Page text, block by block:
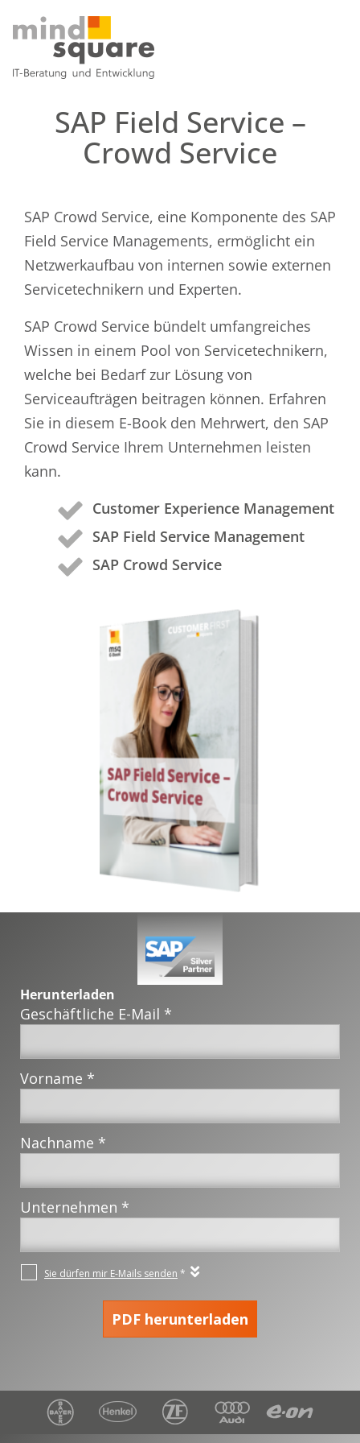
SAP Field Service –
Crowd Service
SAP Crowd Service, eine Komponente des SAP
Field Service Managements, ermöglicht ein
Netzwerkaufbau von internen sowie externen
Servicetechnikern und Experten.
SAP Crowd Service bündelt umfangreiches
Wissen in einem Pool von Servicetechnikern,
welche bei Bedarf zur Lösung von
Serviceaufträgen beitragen können. Erfahren
Sie in diesem E-Book den Mehrwert, den SAP
Crowd Service Ihrem Unternehmen leisten
kann.
Customer Experience Management
SAP Field Service Management
SAP Crowd Service
Herunterladen